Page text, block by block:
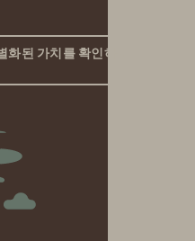
된 가치를 확인하세